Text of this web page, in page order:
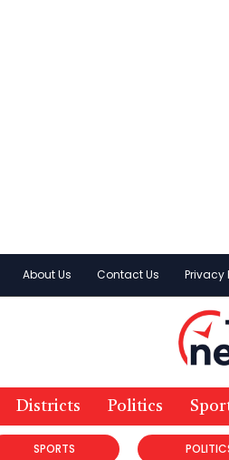
About Us Contact Us Privacy
Districts Politics
SPORTS